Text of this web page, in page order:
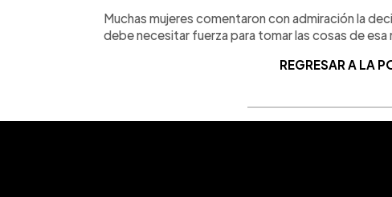
Muchas mujeres comentaron con admiración la
debe necesitar fuerza para tomar las cosas de esa
REGRESAR A LA